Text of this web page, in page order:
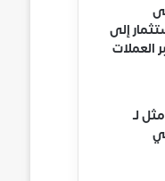
إلى
العملات
لـ